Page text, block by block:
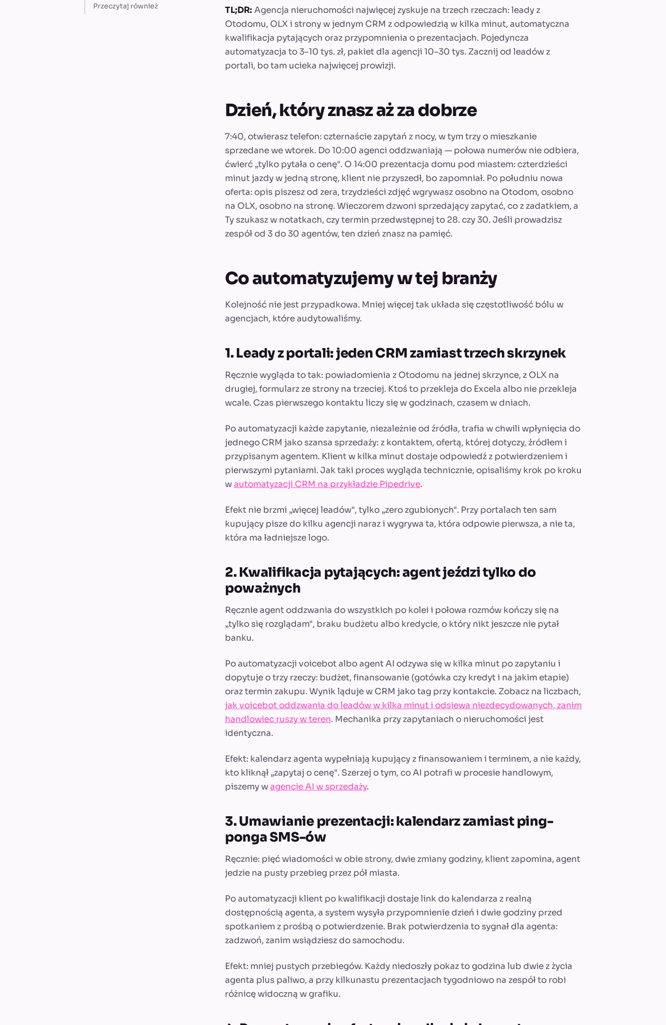
Przeczytaj również
TL;DR: Agencja nieruchomości najwięcej zyskuje na trzech rzeczach: leady z
Otodomu, OLX i strony w jednym CRM z odpowiedzią w kilka minut, automatyczna
kwalifikacja pytających oraz przypomnienia o prezentacjach. Pojedyncza
automatyzacja to 3–10 tys. zł, pakiet dla agencji 10–30 tys. Zacznij od leadów z
portali, bo tam ucieka najwięcej prowizji.
Dzień, który znasz aż za dobrze
7:40, otwierasz telefon: czternaście zapytań z nocy, w tym trzy o mieszkanie
sprzedane we wtorek. Do 10:00 agenci oddzwaniają — połowa numerów nie odbiera,
ćwierć „tylko pytała o cenę". O 14:00 prezentacja domu pod miastem: czterdzieści
minut jazdy w jedną stronę, klient nie przyszedł, bo zapomniał. Po południu nowa
oferta: opis piszesz od zera, trzydzieści zdjęć wgrywasz osobno na Otodom, osobno
na OLX, osobno na stronę. Wieczorem dzwoni sprzedający zapytać, co z zadatkiem, a
Ty szukasz w notatkach, czy termin przedwstępnej to 28. czy 30. Jeśli prowadzisz
zespół od 3 do 30 agentów, ten dzień znasz na pamięć.
Co automatyzujemy w tej branży
Kolejność nie jest przypadkowa. Mniej więcej tak układa się częstotliwość bólu w
agencjach, które audytowaliśmy.
1. Leady z portali: jeden CRM zamiast trzech skrzynek
Ręcznie wygląda to tak: powiadomienia z Otodomu na jednej skrzynce, z OLX na
drugiej, formularz ze strony na trzeciej. Ktoś to przekleja do Excela albo nie przekleja
wcale. Czas pierwszego kontaktu liczy się w godzinach, czasem w dniach.
Po automatyzacji każde zapytanie, niezależnie od źródła, trafia w chwili wpłynięcia do
jednego CRM jako szansa sprzedaży: z kontaktem, ofertą, której dotyczy, źródłem i
przypisanym agentem. Klient w kilka minut dostaje odpowiedź z potwierdzeniem i
pierwszymi pytaniami. Jak taki proces wygląda technicznie, opisaliśmy krok po kroku
wautomatyzacji CRM na przykładzie Pipedrive.
Efekt nie brzmi „więcej leadów", tylko „zero zgubionych". Przy portalach ten sam
kupujący pisze do kilku agencji naraz i wygrywa ta, która odpowie pierwsza, a nie ta,
która ma ładniejsze logo.
2. Kwalifikacja pytających: agent jeździ tylko do
poważnych
Ręcznie agent oddzwania do wszystkich po kolei i połowa rozmów kończy się na
„tylko się rozglądam", braku budżetu albo kredycie, o który nikt jeszcze nie pytał
banku.
Po automatyzacji voicebot albo agent AI odzywa się w kilka minut po zapytaniu i
dopytuje o trzy rzeczy: budżet, finansowanie (gotówka czy kredyt i na jakim etapie)
oraz termin zakupu. Wynik ląduje w CRM jako tag przy kontakcie. Zobacz na liczbach,
jak voicebot oddzwania do leadów w kilka minut i odsiewa niezdecydowanych, zanim
handlowiec ruszy w teren. Mechanika przy zapytaniach o nieruchomości jest
identyczna.
Efekt: kalendarz agenta wypełniają kupujący z finansowaniem i terminem, a nie każdy,
kto kliknął „zapytaj o cenę". Szerzej o tym, co AI potrafi w procesie handlowym,
piszemy wagencie AI w sprzedaży.
3. Umawianie prezentacji: kalendarz zamiast ping-
ponga SMS-ów
Ręcznie: pięć wiadomości w obie strony, dwie zmiany godziny, klient zapomina, agent
jedzie na pusty przebieg przez pół miasta.
Po automatyzacji klient po kwalifikacji dostaje link do kalendarza z realną
dostępnością agenta, a system wysyła przypomnienie dzień i dwie godziny przed
spotkaniem z prośbą o potwierdzenie. Brak potwierdzenia to sygnał dla agenta:
zadzwoń, zanim wsiądziesz do samochodu.
Efekt: mniej pustych przebiegów. Każdy niedoszły pokaz to godzina lub dwie z życia
agenta plus paliwo, a przy kilkunastu prezentacjach tygodniowo na zespół to robi
różnicę widoczną w grafiku.